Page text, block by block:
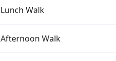
Lunch Walk
Afternoon Walk